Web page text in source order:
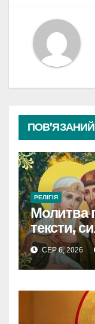
РЕЛІГІЯ
Молитва
тексти,
читати
СЕР 6, 2026